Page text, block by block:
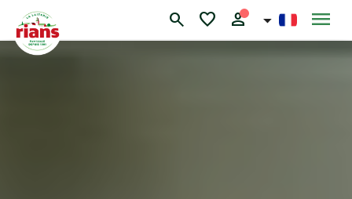
content
search favorite person menu